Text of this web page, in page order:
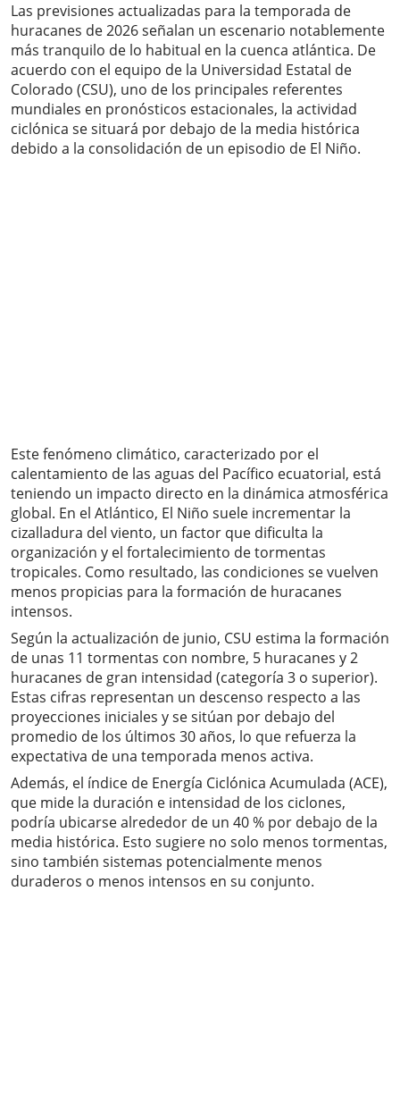
Las previsiones actualizadas para la temporada de
huracanes de 2026 señalan un escenario notablemente
más tranquilo de lo habitual en la cuenca atlántica. De
acuerdo con el equipo de la Universidad Estatal de
Colorado (CSU), uno de los principales referentes
mundiales en pronósticos estacionales, la actividad
ciclónica se situará por debajo de la media histórica
debido a la consolidación de un episodio de El Niño.
Este fenómeno climático, caracterizado por el
calentamiento de las aguas del Pacífico ecuatorial, está
teniendo un impacto directo en la dinámica atmosférica
global. En el Atlántico, El Niño suele incrementar la
cizalladura del viento, un factor que dificulta la
organización y el fortalecimiento de tormentas
tropicales. Como resultado, las condiciones se vuelven
menos propicias para la formación de huracanes
intensos.
Según la actualización de junio, CSU estima la formación
de unas 11 tormentas con nombre, 5 huracanes y 2
huracanes de gran intensidad (categoría 3 o superior).
Estas cifras representan un descenso respecto a las
proyecciones iniciales y se sitúan por debajo del
promedio de los últimos 30 años, lo que refuerza la
expectativa de una temporada menos activa.
Además, el índice de Energía Ciclónica Acumulada (ACE),
que mide la duración e intensidad de los ciclones,
podría ubicarse alrededor de un 40 % por debajo de la
media histórica. Esto sugiere no solo menos tormentas,
sino también sistemas potencialmente menos
duraderos o menos intensos en su conjunto.